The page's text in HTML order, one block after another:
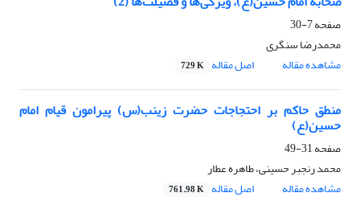
صفحه7-30
محمدرضا سنگری
مشاهده مقاله
اصل مقاله 729 K
منطق حاکم بر احتجاجات حضرت زینب(س) پیرامون قیام امام
حسین(ع)
صفحه31-49
محمد رنجبر حسینی، طاهره عطار
مشاهده مقاله
اصل مقاله 761.98 K